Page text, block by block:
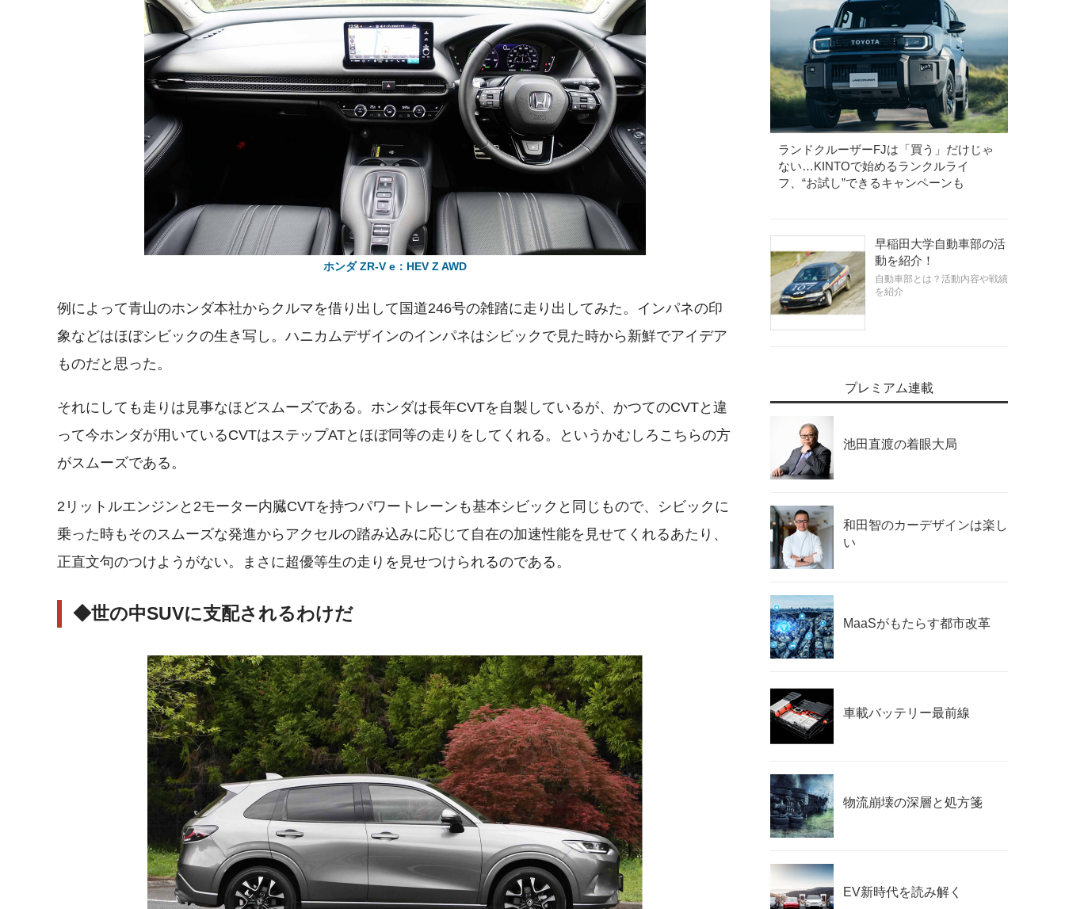
ホンダ ZR-V e：HEV Z AWD
例によって青山のホンダ本社からクルマを借り出して国道246号の雑踏に走り出してみた。インパネの印
象などはほぼシビックの生き写し。ハニカムデザインのインパネはシビックで見た時から新鮮でアイデア
ものだと思った。
それにしても走りは見事なほどスムーズである。ホンダは長年CVTを自製しているが、かつてのCVTと違
って今ホンダが用いているCVTはステップATとほぼ同等の走りをしてくれる。というかむしろこちらの方
がスムーズである。
2リットルエンジンと2モーター内臓CVTを持つパワートレーンも基本シビックと同じもので、シビックに
乗った時もそのスムーズな発進からアクセルの踏み込みに応じて自在の加速性能を見せてくれるあたり、
正直文句のつけようがない。まさに超優等生の走りを見せつけられるのである。
◆世の中SUVに支配されるわけだ
ランドクルーザーFJは「買う」だけじゃ
ない…KINTOで始めるランクルライ
フ、“お試し”できるキャンペーンも
早稲田大学自動車部の活
動を紹介！
自動車部とは？活動内容や戦績
を紹介
プレミアム連載
池田直渡の着眼大局
和田智のカーデザインは楽し
い
MaaSがもたらす都市改革
車載バッテリー最前線
物流崩壊の深層と処方箋
EV新時代を読み解く